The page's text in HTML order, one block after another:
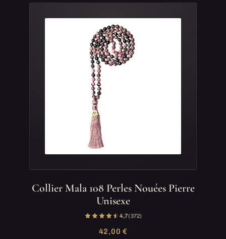
Collier Mala 108 Perles Nouées Pierre
Unisexe
4,7(372)
42,00 €